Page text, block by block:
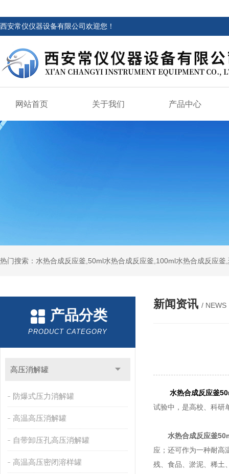
西安常仪仪器设备有限公司欢迎您！
网站首页 关于我们 产品中心
热门搜索：水热合成反应釜,50ml水热合成反应釜,100ml水热合成反应
产品分类
PRODUCT CATEGORY
高压消解罐
防爆式压力消解罐
高温高压消解罐
自带卸压孔高压消解罐
高温高压密闭溶样罐
新闻资讯 / NEWS
水热合成反应釜
试验中，是高校、科研
水热合成反应釜
应；还可作为一种耐高
残、食品、淤泥、稀土